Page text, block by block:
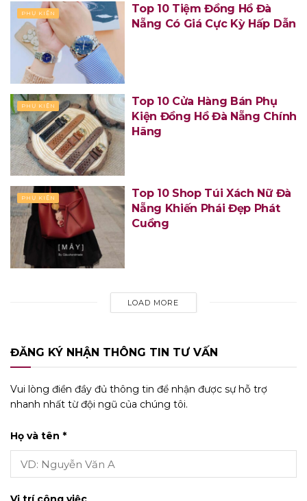
PHỤ KIỆN
Top 10 Tiệm Đồng Hồ Đà
Nẵng Có Giá Cực Kỳ Hấp Dẫn
PHỤ KIỆN
Top 10 Cửa Hàng Bán Phụ
Kiện Đồng Hồ Đà Nẵng Chính
Hãng
PHỤ KIỆN
Top 10 Shop Túi Xách Nữ Đà
Nẵng Khiến Phái Đẹp Phát
Cuồng
LOAD MORE
ĐĂNG KÝ NHẬN THÔNG TIN TƯ VẤN
Vui lòng điền đầy đủ thông tin để nhận được sự hỗ trợ
nhanh nhất từ đội ngũ của chúng tôi.
Họ và tên *